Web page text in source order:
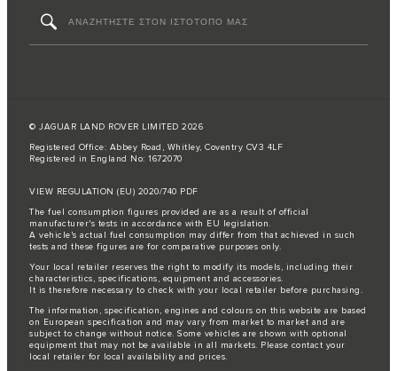
© JAGUAR LAND ROVER LIMITED 2026
Registered Office: Abbey Road, Whitley, Coventry CV3 4LF
Registered in England No: 1672070
VIEW REGULATION (EU) 2020/740 PDF
The fuel consumption figures provided are as a result of official
manufacturer's tests in accordance with EU legislation.
A vehicle's actual fuel consumption may differ from that achieved in such
tests and these figures are for comparative purposes only.
Your local retailer reserves the right to modify its models, including their
characteristics, specifications, equipment and accessories.
It is therefore necessary to check with your local retailer before purchasing.
The information, specification, engines and colours on this website are based
on European specification and may vary from market to market and are
subject to change without notice. Some vehicles are shown with optional
equipment that may not be available in all markets. Please contact your
local retailer for local availability and prices.